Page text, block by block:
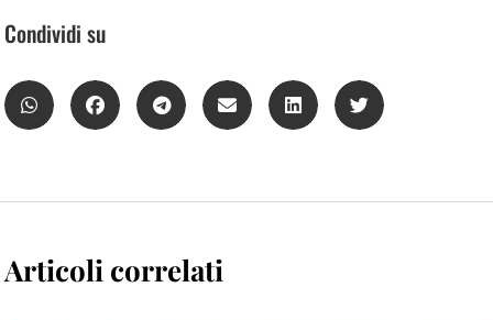
Condividi su
Articoli correlati